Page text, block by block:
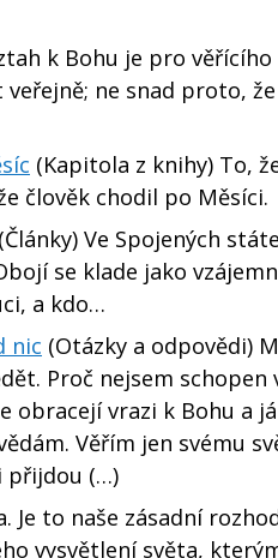
k Bohu je pro
ne snad proto,
(Kapitola z knihy) To,
člověk chodil po Měsíci.
(Články) Ve Spojených
se klade jako
a kdo…
nic (Otázky a odpovědi)
Proč nejsem schopen
obracejí vrazi k Bohu a
Věřím jen svému
přijdou (…)
Je to naše zásadní
vysvětlení světa,